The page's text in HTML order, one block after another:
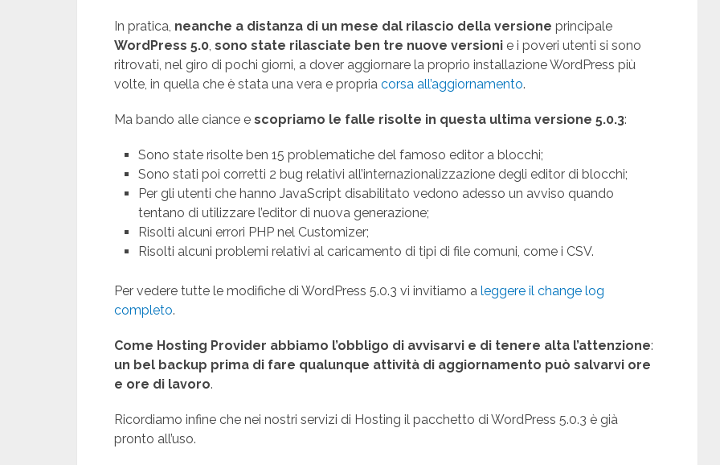
In pratica, neanche a distanza di un mese dal rilascio della versione principale
WordPress 5.0 sono state rilasciate ben tre nuove versioni e i poveri utenti si sono
ritrovati, nel giro di pochi giorni, a dover aggiornare la proprio installazione WordPress più
volte, in quella che è stata una vera e propria corsa all’aggiornamento.
Ma bando alle ciance e scopriamo le falle risolte in questa ultima versione 5.0.3:
Sono state risolte ben 15 problematiche del famoso editor a blocchi;
Sono stati poi corretti 2 bug relativi all’internazionalizzazione degli editor di blocchi;
Per gli utenti che hanno JavaScript disabilitato vedono adesso un avviso quando
tentano di utilizzare l’editor di nuova generazione;
Risolti alcuni errori PHP nel Customizer;
Risolti alcuni problemi relativi al caricamento di tipi di file comuni, come i CSV.
Per vedere tutte le modifiche di WordPress 5.0.3 vi invitiamo a leggere il change log
completo.
Come Hosting Provider abbiamo l’obbligo di avvisarvi e di tenere alta l’attenzione:
un bel backup prima di fare qualunque attività di aggiornamento può salvarvi ore
e ore di lavoro.
Ricordiamo infine che nei nostri servizi di Hosting il pacchetto di WordPress 5.0.3 è già
pronto all’uso.